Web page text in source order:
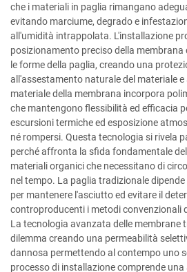
che i materiali in paglia rimangano
evitando marciume, degrado e
all'umidità intrappolata. L'installazione
posizionamento preciso della
le forme della paglia, creando una
all'assestamento naturale del materiale e
materiale della membrana incorpora
che mantengono flessibilità ed efficacia
escursioni termiche ed esposizione
né rompersi. Questa tecnologia si rivela
perché affronta la sfida fondamentale
materiali organici che necessitano di
nel tempo. La paglia tradizionale
per mantenere l'asciutto ed evitare il
controproducenti i metodi convenzionali
La tecnologia avanzata delle membrane
dilemma creando una permeabilità
dannosa permettendo al contempo uno
processo di installazione comprende